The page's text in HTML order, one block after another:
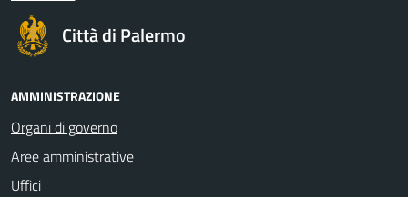
Città di Palermo
AMMINISTRAZIONE
Organi di governo
Aree amministrative
Uffici